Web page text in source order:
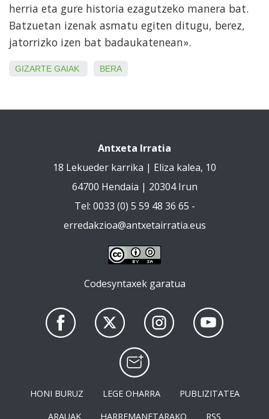
herria eta gure historia ezagutzeko manera bat.
Batzuetan izenak asmatu egiten ditugu, berez,
jatorrizko izen bat badaukatenean».
GIZARTE GAIAK BERA
Antxeta Irratia
18 Lekueder karrika | Eliza kalea, 10
64700 Hendaia | 20304 Irun
Tel: 0033 (0) 5 59 48 36 65 -
erredakzioa@antxetairratia.eus
Codesyntaxek garatua
HONI BURUZ LEGE OHARRA
PUBLIZITATEA
ARAUAK
HARREMANETARAKO RSS